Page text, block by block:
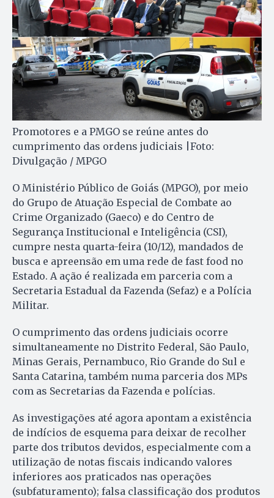
Promotores e a PMGO se reúne antes do
cumprimento das ordens judiciais |Foto:
Divulgação / MPGO
O Ministério Público de Goiás (MPGO), por meio
do Grupo de Atuação Especial de Combate ao
Crime Organizado (Gaeco) e do Centro de
Segurança Institucional e Inteligência (CSI),
cumpre nesta quarta-feira (10/12), mandados de
busca e apreensão em uma rede de fast food no
Estado. A ação é realizada em parceria com a
Secretaria Estadual da Fazenda (Sefaz) e a Polícia
Militar.
O cumprimento das ordens judiciais ocorre
simultaneamente no Distrito Federal, São Paulo,
Minas Gerais, Pernambuco, Rio Grande do Sul e
Santa Catarina, também numa parceria dos MPs
com as Secretarias da Fazenda e polícias.
As investigações até agora apontam a existência
de indícios de esquema para deixar de recolher
parte dos tributos devidos, especialmente com a
utilização de notas fiscais indicando valores
inferiores aos praticados nas operações
(subfaturamento); falsa classificação dos produtos